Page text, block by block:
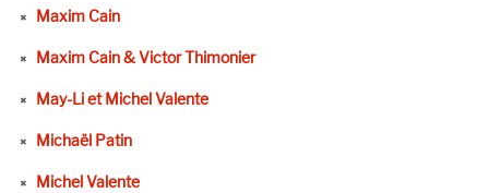
Maxim Cain
Maxim Cain & Victor Thimonier
May-Li et Michel Valente
Michaël Patin
Michel Valente